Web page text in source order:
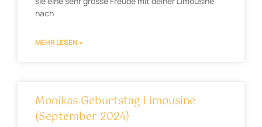
nach
MEHR LESEN »
Monikas Geburtstag Limousine
(September 2024)